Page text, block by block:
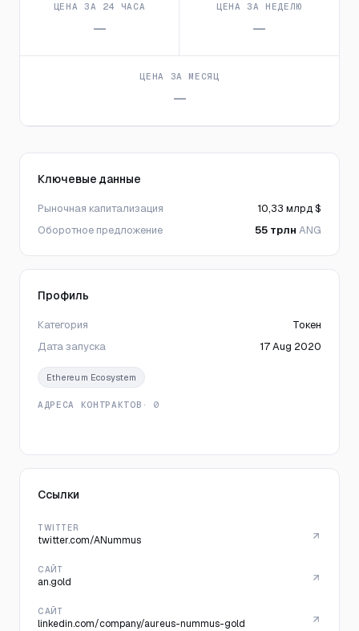
ЦЕНА ЗА 24 ЧАСА
—
ЦЕНА ЗА НЕДЕЛЮ
—
ЦЕНА ЗА МЕСЯЦ
—
Ключевые данные
Рыночная капитализация
10,33 млрд $
Оборотное предложение
55 трлн ANG
Профиль
Категория
Токен
Дата запуска
17 Aug 2020
Ethereum Ecosystem
АДРЕСА КОНТРАКТОВ · 0
Ссылки
TWITTER
twitter.com/ANummus
САЙТ
an.gold
САЙТ
linkedin.com/company/aureus-nummus-gold